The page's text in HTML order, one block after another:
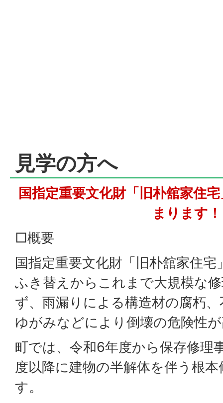
見学の方へ
国指定重要文化財「旧朴舘家住
まります！
□概要
国指定重要文化財「旧朴舘家住
ふき替えからこれまで大規模な
ず、雨漏りによる構造材の腐朽
ゆがみなどにより倒壊の危険性
町では、令和6年度から保存修理
度以降に建物の半解体を伴う根
す。